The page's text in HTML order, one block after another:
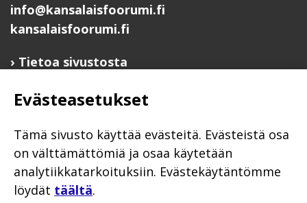
info@kansalaisfoorumi.fi
kansalaisfoorumi.fi
Tietoa sivustosta
Ilmoita järjestösi järjestöhakemistoon
Järjestötietäjä-testi
Anna palautetta
Saavutettavuusseloste
Evästekäytännöt
Evästeasetukset
Tämä sivusto käyttää evästeitä. Evästeistä osa
on välttämättömiä ja osaa käytetään
analytiikkatarkoituksiin. Evästekäytäntömme
löydät täältä.